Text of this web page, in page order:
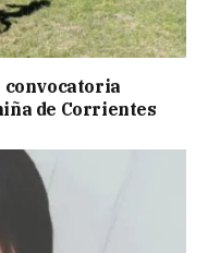
convocatoria
de Corrientes